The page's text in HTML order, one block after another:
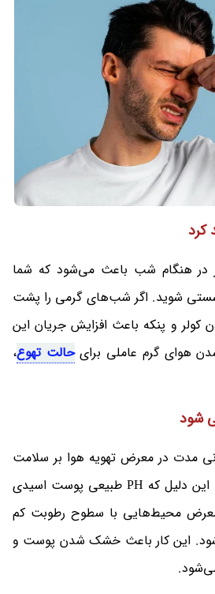
کرد
در هنگام شب باعث می‌شود که شما
شوید. اگر شب‌های گرمی را پشت
کولر و پنکه باعث افزایش جریان این
هوای گرم عاملی برایحالت تهوع،
شود
مدت در معرض تهویه هوا بر سلامت
پوست تأثیر می‌گذارد، به این دلیل که PH طبیعی پوست اسیدی
معرض محیط‌هایی با سطوح رطوبت کم
این کار باعث خشک شدن پوست و